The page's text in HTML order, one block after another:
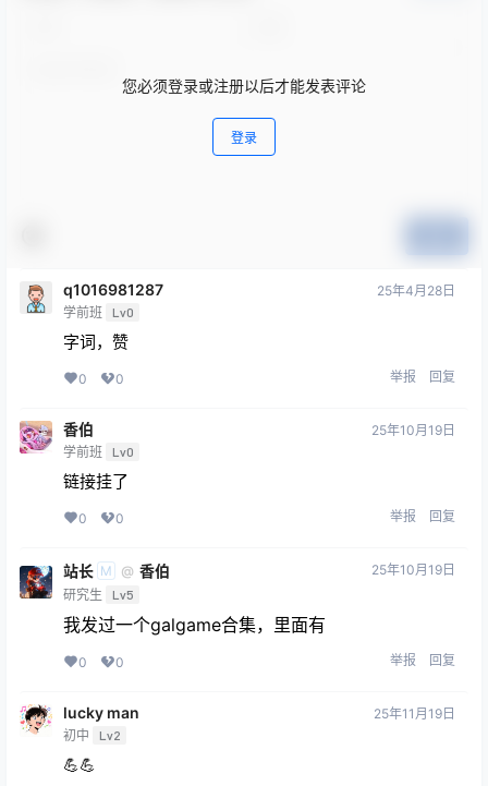
您必须登录或注册以后才能发表评论
登录
q1016981287
学前班 Lv0
25年4月28日
字词，赞
0 0 举报 回复
香伯
学前班 Lv0
25年10月19日
链接挂了
0 0 举报 回复
站长 M @ 香伯
研究生 Lv5
25年10月19日
我发过一个galgame合集，里面有
0 0 举报 回复
lucky man
初中 Lv2
25年11月19日
💪💪